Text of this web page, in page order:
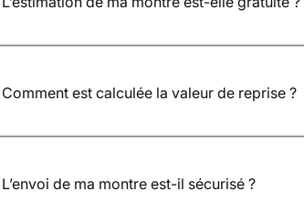
Oui. L’estimation est entièrement gratuite et sans
Comment est calculée la valeur de reprise ?
La valeur est déterminée selon l’état réel de la
L’envoi de ma montre est-il sécurisé ?